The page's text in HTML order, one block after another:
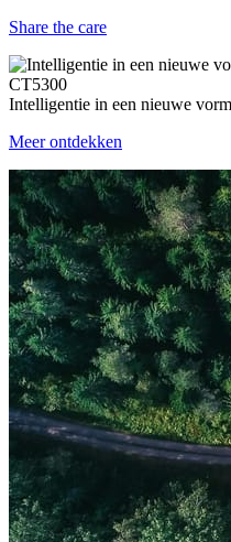
Share the care
CT5300
Intelligentie in een nieuwe vorm
Meer ontdekken